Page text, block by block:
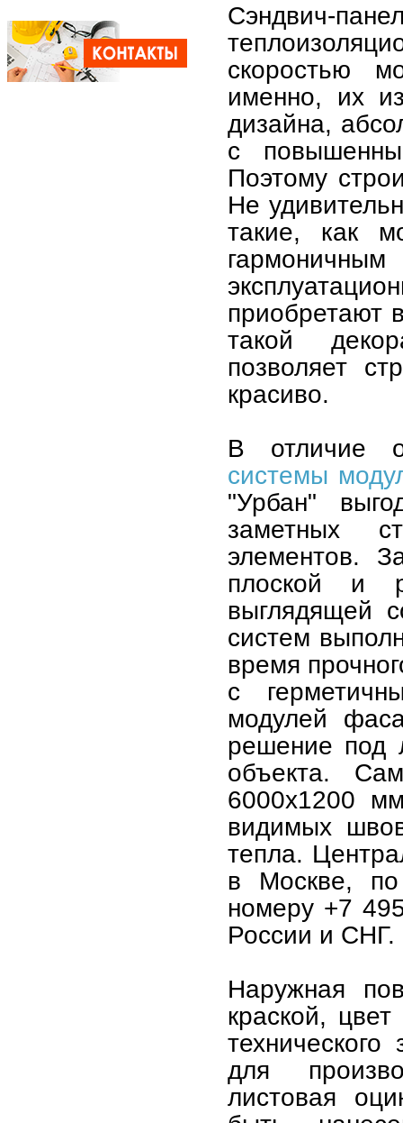
Сэндвич-
скоростью
именно, их
дизайна,
с
Поэтому
Не
такие, как
приобретают
такой
позволяет
красиво.
В отличие
системы
"Урбан"
заметных
элементов.
плоской и
выглядящей
систем
время
с
модулей
решение под
объекта.
6000х1200
видимых
тепла.
в Москве,
номеру +7
России и СНГ.
Наружная
краской,
для
листовая